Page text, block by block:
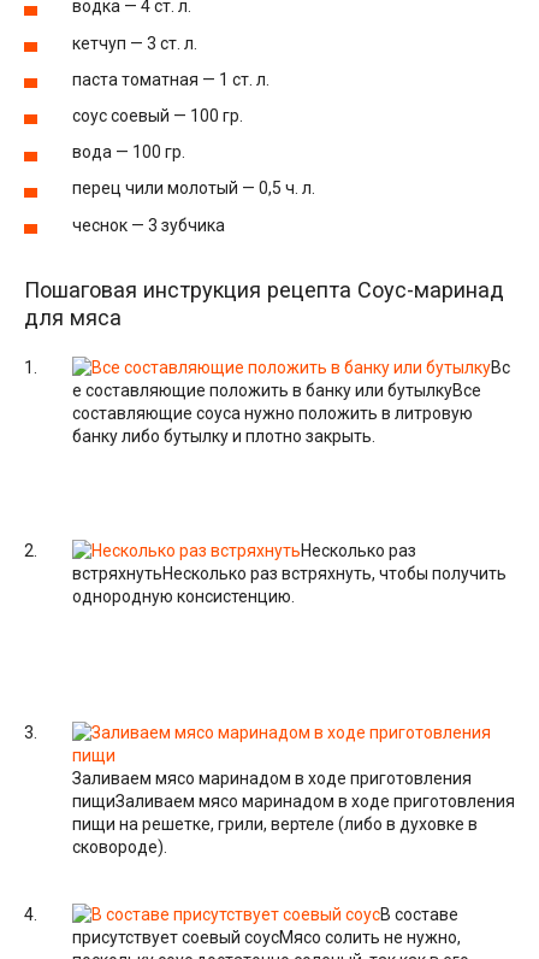
водка — 4 ст. л.
кетчуп — 3 ст. л.
паста томатная — 1 ст. л.
соус соевый — 100 гр.
вода — 100 гр.
перец чили молотый — 0,5 ч. л.
чеснок — 3 зубчика
Пошаговая инструкция рецепта Соус-маринад
для мяса
Вс
е составляющие положить в банку или бутылкуВсе
составляющие соуса нужно положить в литровую
банку либо бутылку и плотно закрыть.
Несколько раз
встряхнутьНесколько раз встряхнуть, чтобы получить
однородную консистенцию.
Заливаем мясо маринадом в ходе приготовления
пищиЗаливаем мясо маринадом в ходе приготовления
пищи на решетке, грили, вертеле (либо в духовке в
сковороде).
В составе
присутствует соевый соусМясо солить не нужно,